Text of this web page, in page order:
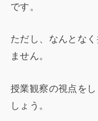
です。
ただし、なんとな
ません。
授業観察の視点を
しょう。